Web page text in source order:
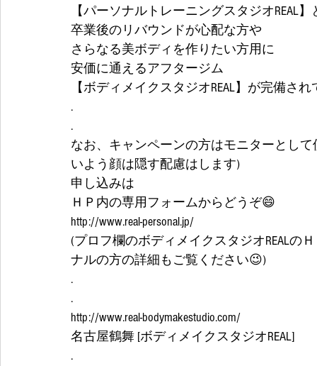
【パーソナルトレーニングスタジオREAL
卒業後のリバウンドが心配な方や
さらなる美ボディを作りたい方用に
安価に通えるアフタージム
【ボディメイクスタジオREAL】が完備さ
.
.
なお、キャンペーンの方はモニターとし
いよう顔は隠す配慮はします)
申し込みは
ＨＰ内の専用フォームからどうぞ😄
http://www.real-personal.jp/
(プロフ欄のボディメイクスタジオREALの
ナルの方の詳細もご覧ください😉)
.
.
http://www.real-bodymakestudio.com/
名古屋鶴舞 [ボディメイクスタジオREAL]
.